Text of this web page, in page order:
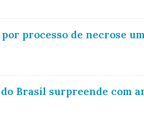
processo de necrose
Brasil surpreende com